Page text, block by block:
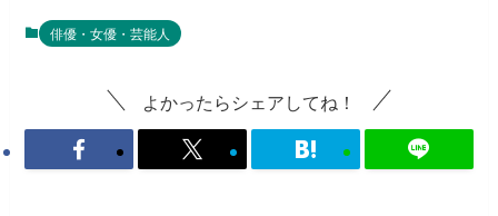
俳優・女優・芸能人
よかったらシェアしてね！